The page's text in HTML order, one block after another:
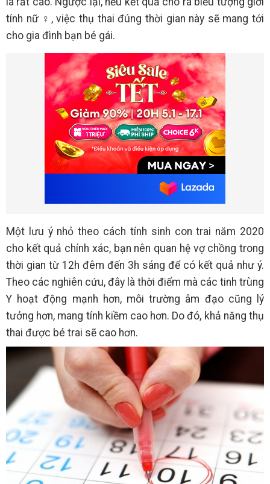
tính nữ ♀, việc thụ thai đúng thời gian này sẽ mang tới
cho gia đình bạn bé gái.
Một lưu ý nhỏ theo cách tính sinh con trai năm 2020
cho kết quả chính xác, bạn nên quan hệ vợ chồng trong
thời gian từ 12h đêm đến 3h sáng để có kết quả như ý.
Theo các nghiên cứu, đây là thời điểm mà các tinh trùng
Y hoạt động mạnh hơn, môi trường âm đạo cũng lý
tưởng hơn, mang tính kiềm cao hơn. Do đó, khả năng thụ
thai được bé trai sẽ cao hơn.